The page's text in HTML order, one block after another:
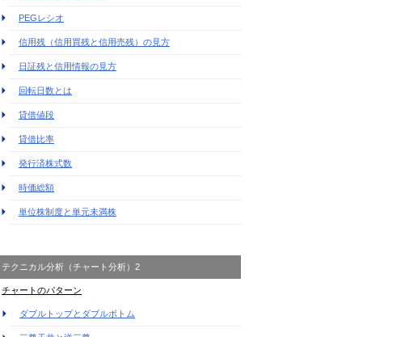
PEGレシオ
信用残（信用買残と信用売残）の見方
日証残と信用情報の見方
回転日数とは
貸借値段
貸借比率
発行済株式数
時価総額
単位株制度と単元未満株
テクニカル分析（チャート分析）2
チャートのパターン
ダブルトップとダブルボトム